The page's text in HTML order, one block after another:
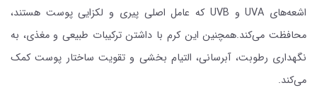
اشعه‌های UVA و UVB که عامل اصلی پیری و لکزایی پوست هستند،
محافظت می‌کند.همچنین این کرم با داشتن ترکیبات طبیعی و مغذی، به
نگهداری رطوبت، آبرسانی، التیام بخشی و تقویت ساختار پوست کمک
می‌کند.